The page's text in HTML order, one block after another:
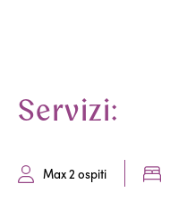
Servizi:
Max 2 ospiti